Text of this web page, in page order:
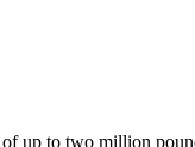
up to two million